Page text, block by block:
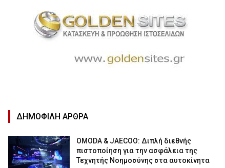
ΔΗΜΟΦΙΛΉ ΑΡΘΡΑ
OMODA & JAECOO: Διπλή διεθνής
πιστοποίηση για την ασφάλεια της
Τεχνητής Νοημοσύνης στα αυτοκίνητα